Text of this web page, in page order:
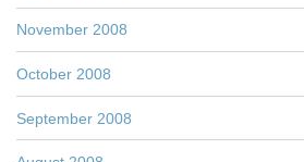
November 2008
October 2008
September 2008